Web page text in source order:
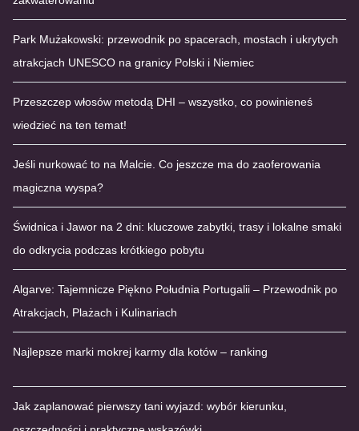
Park Mużakowski: przewodnik po spacerach, mostach i ukrytych
atrakcjach UNESCO na granicy Polski i Niemiec
Przeszczep włosów metodą DHI – wszystko, co powinieneś
wiedzieć na ten temat!
Jeśli nurkować to na Malcie. Co jeszcze ma do zaoferowania
magiczna wyspa?
Świdnica i Jawor na 2 dni: kluczowe zabytki, trasy i lokalne smaki
do odkrycia podczas krótkiego pobytu
Algarve: Tajemnicze Piękno Południa Portugalii – Przewodnik po
Atrakcjach, Plażach i Kulinariach
Najlepsze marki mokrej karmy dla kotów – ranking
Jak zaplanować pierwszy tani wyjazd: wybór kierunku,